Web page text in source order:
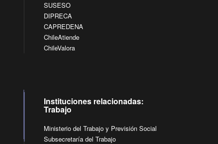
SUSESO
DIPRECA
CAPREDENA
ChileAtiende
ChileValora
Instituciones relacionadas:
Trabajo
Ministerio del Trabajo y Previsión Social
Subsecretaría del Trabajo